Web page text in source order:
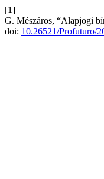
[1]
G. Mészáros, “Alapjogi
doi: 10.26521/Profuturo/